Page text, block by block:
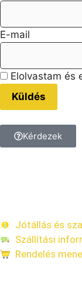
E-mail
Elolvastam és
Küldés
Kérdezek
Tedd
Jótállás és
Szállítási
Rendelés